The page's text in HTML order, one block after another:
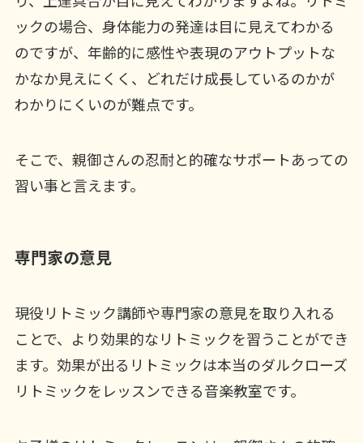
ックの場合、身体能力の発達は目に見えてわかる
のですが、年齢的に感性や表現のアウトプットな
かなか見えにくく、どれだけ成長しているのかが
わかりにくいのが難点です。
そこで、親御さんの忍耐と的確なサポートあっての
習い事と言えます。
専門家の意見
現役リトミック講師や専門家の意見を取り入れる
ことで、より効果的なリトミックを習うことができ
ます。効果が出るリトミックは本当のダルクローズ
リトミックをレッスンできる音楽教室です。